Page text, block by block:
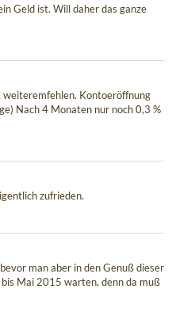
Geld ist. Will daher das ganze
weiteremfehlen. Kontoeröffnung
Nach 4 Monaten nur noch 0,3 %
zufrieden.
man aber in den Genuß dieser
Mai 2015 warten, denn da muß